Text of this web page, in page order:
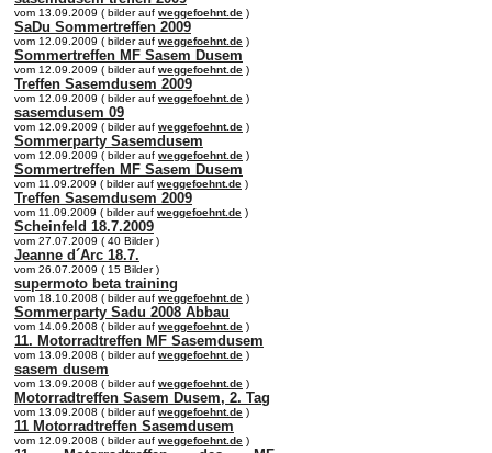
vom 13.09.2009 ( bilder auf weggefoehnt.de )
SaDu Sommertreffen 2009
vom 12.09.2009 ( bilder auf weggefoehnt.de )
Sommertreffen MF Sasem Dusem
vom 12.09.2009 ( bilder auf weggefoehnt.de )
Treffen Sasemdusem 2009
vom 12.09.2009 ( bilder auf weggefoehnt.de )
sasemdusem 09
vom 12.09.2009 ( bilder auf weggefoehnt.de )
Sommerparty Sasemdusem
vom 12.09.2009 ( bilder auf weggefoehnt.de )
Sommertreffen MF Sasem Dusem
vom 11.09.2009 ( bilder auf weggefoehnt.de )
Treffen Sasemdusem 2009
vom 11.09.2009 ( bilder auf weggefoehnt.de )
Scheinfeld 18.7.2009
vom 27.07.2009 ( 40 Bilder )
Jeanne d´Arc 18.7.
vom 26.07.2009 ( 15 Bilder )
supermoto beta training
vom 18.10.2008 ( bilder auf weggefoehnt.de )
Sommerparty Sadu 2008 Abbau
vom 14.09.2008 ( bilder auf weggefoehnt.de )
11. Motorradtreffen MF Sasemdusem
vom 13.09.2008 ( bilder auf weggefoehnt.de )
sasem dusem
vom 13.09.2008 ( bilder auf weggefoehnt.de )
Motorradtreffen Sasem Dusem, 2. Tag
vom 13.09.2008 ( bilder auf weggefoehnt.de )
11 Motorradtreffen Sasemdusem
vom 12.09.2008 ( bilder auf weggefoehnt.de )